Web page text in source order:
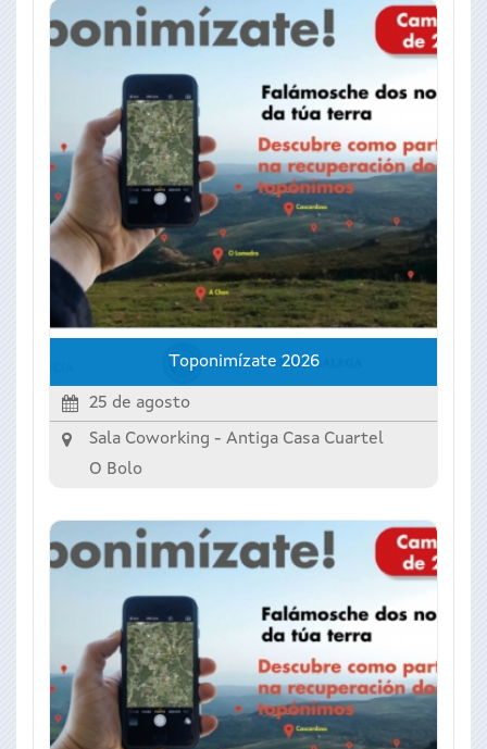
Toponimízate 2026
25 de agosto
Sala Coworking - Antiga Casa Cuartel
O Bolo